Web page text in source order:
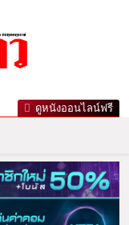
ลขเด็ดหวยดัง ตรวจ
ดูหนังออนไลน์ฟรี